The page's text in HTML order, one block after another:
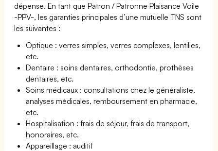
dépense. En tant que Patron / Patronne Plaisance Voile
-PPV-, les garanties principales d’une mutuelle TNS sont
les suivantes :
Optique : verres simples, verres complexes, lentilles,
etc.
Dentaire : soins dentaires, orthodontie, prothèses
dentaires, etc.
Soins médicaux : consultations chez le généraliste,
analyses médicales, remboursement en pharmacie,
etc.
Hospitalisation : frais de séjour, frais de transport,
honoraires, etc.
Appareillage : auditif